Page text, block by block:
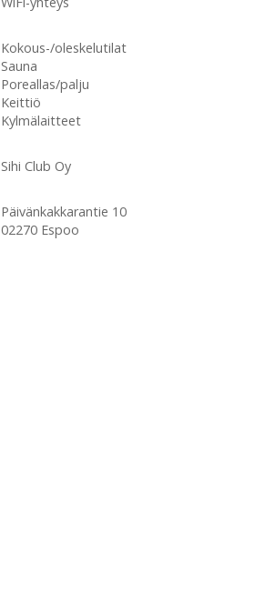
Kokous-/oleskelutilat
Sauna
Poreallas/palju
Keittiö
Kylmälaitteet
Sihi Club Oy
Päivänkakkarantie 10
02270 Espoo